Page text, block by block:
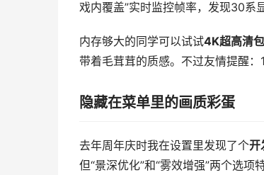
戏内覆盖”实时监控帧率，发现30系
内存够大的同学可以试试4K超高清包
带着毛茸茸的质感。不过友情提醒
隐藏在菜单里的画质彩蛋
去年周年庆时我在设置里发现了个开
但“景深优化”和“雾效增强”两个选